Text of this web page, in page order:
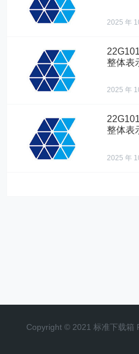
础、桩
2025 年
整体表
2025 年
整体表
2025 年
Copyright © 2021 标准下载箱